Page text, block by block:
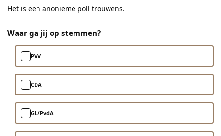
Het is een anonieme poll trouwens.
Waar ga jij op stemmen?
PVV
CDA
GL/PvdA